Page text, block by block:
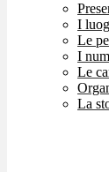
I
Le
I
Le
La